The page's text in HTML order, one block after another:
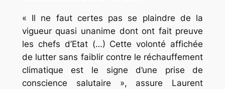
« Il ne faut certes pas se plaindre de la
vigueur quasi unanime dont ont fait preuve
les chefs d’Etat (…) Cette volonté affichée
de lutter sans faiblir contre le réchauffement
climatique est le signe d’une prise de
conscience salutaire », assure Laurent